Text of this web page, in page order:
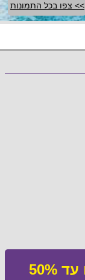
>> צפו בכל התמונות
קבלו מבצעי SMS וחיסכו עד 50%